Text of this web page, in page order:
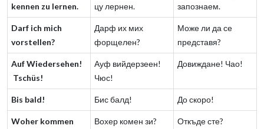
kennen zu lernen.
цу лернен.
запознаем.
Darf ich mich
vorstellen?
Дарф их мих
форщелен?
Може ли да се
представя?
Auf Wiedersehen!
Tschüs!
Ауф вийдерзеен!
Чюс!
Довиждане! Чао!
Bis bald! Бис балд! До скоро!
Woher kommen
Вохер комен зи? Откъде сте?